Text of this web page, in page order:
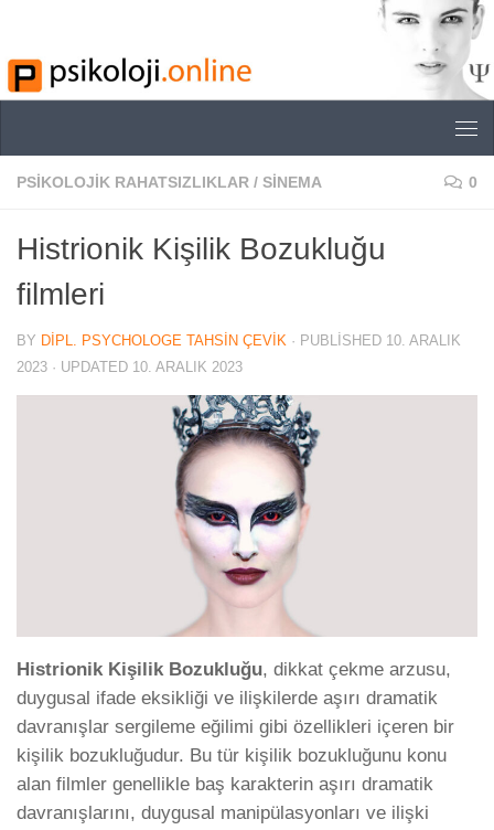
PSIKOLOJIK RAHATSIZLIKLAR / SINEMA 0
Histrionik Kişilik Bozukluğu
filmleri
BY DIPL. PSYCHOLOGE TAHSIN ÇEVIK · PUBLISHED 10. ARALIK
2023 · UPDATED 10. ARALIK 2023
Histrionik Kişilik Bozukluğu, dikkat çekme arzusu,
duygusal ifade eksikliği ve ilişkilerde aşırı dramatik
davranışlar sergileme eğilimi gibi özellikleri içeren bir
kişilik bozukluğudur. Bu tür kişilik bozukluğunu konu
alan filmler genellikle baş karakterin aşırı dramatik
davranışlarını, duygusal manipülasyonları ve ilişki